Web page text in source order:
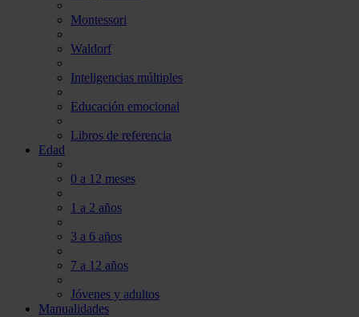
Montessori
Waldorf
Inteligencias múltiples
Educación emocional
Libros de referencia
Edad
0 a 12 meses
1 a 2 años
3 a 6 años
7 a 12 años
Jóvenes y adultos
Manualidades